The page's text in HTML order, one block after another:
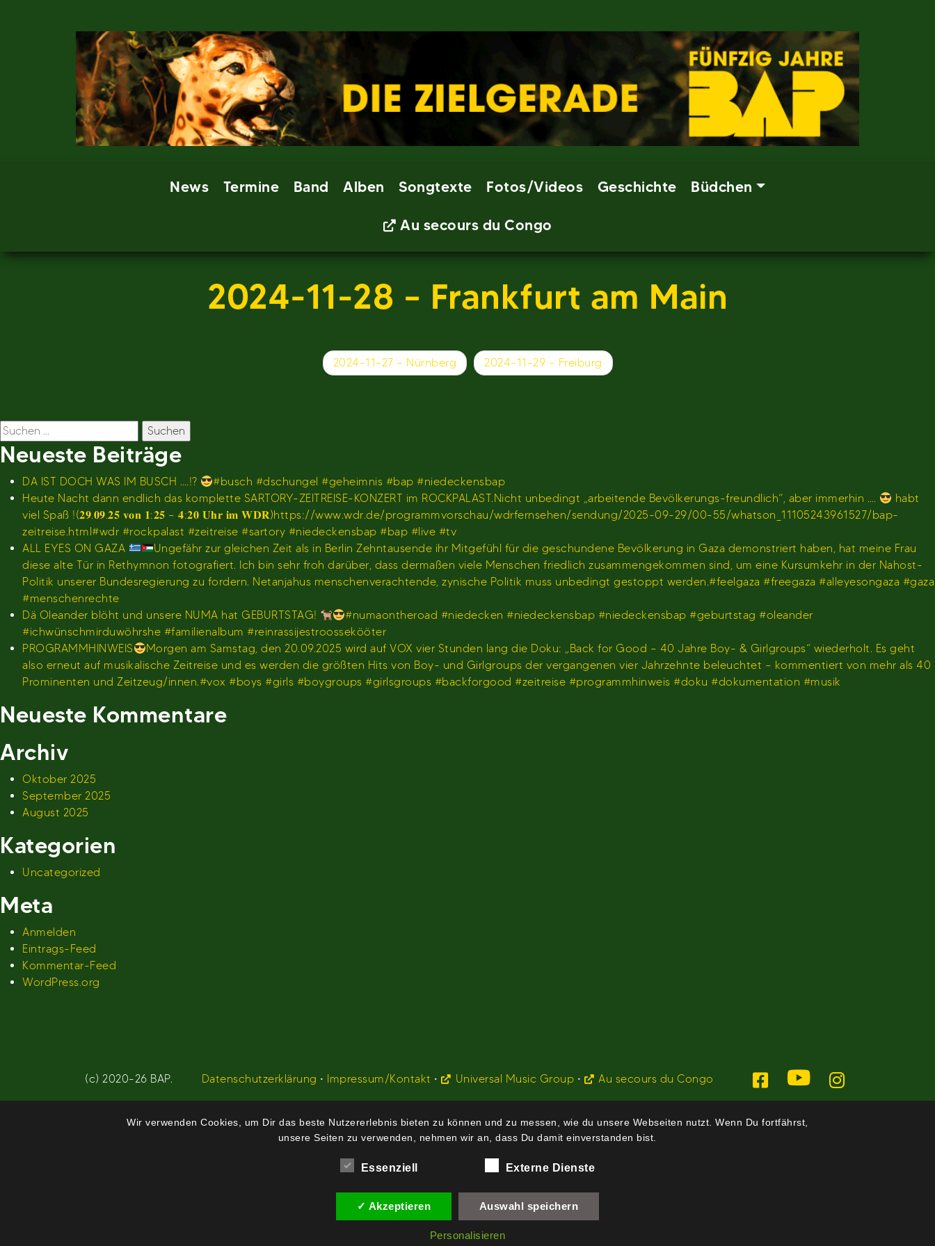
News Termine Band Alben Songtexte Fotos/Videos Geschichte Büdchen
Au secours du Congo
2024-11-28 – Frankfurt am Main
2024-11-27 – Nürnberg 2024-11-29 – Freiburg
Suchen
nach:
Neueste Beiträge
DA IST DOCH WAS IM BUSCH ….!?
#busch #dschungel #geheimnis #bap #niedeckensbap
Heute Nacht dann endlich das komplette SARTORY-ZEITREISE-KONZERT im ROCKPALAST.Nicht unbedingt „arbeitende Bevölkerungs-freundlich“, aber immerhin ….
habt
viel Spaß !(𝟐𝟗.𝟎𝟗.𝟐𝟓 𝐯𝐨𝐧 𝟏:𝟐𝟓 – 𝟒:𝟐𝟎 𝐔𝐡𝐫 𝐢𝐦 𝐖𝐃𝐑)https://www.wdr.de/programmvorschau/wdrfernsehen/sendung/2025-09-29/00-55/whatson_11105243961527/bap-
zeitreise.html#wdr #rockpalast #zeitreise #sartory #niedeckensbap #bap #live #tv
ALL EYES ON GAZA
Ungefähr zur gleichen Zeit als in Berlin Zehntausende ihr Mitgefühl für die geschundene Bevölkerung in Gaza demonstriert haben, hat meine Frau
diese alte Tür in Rethymnon fotografiert. Ich bin sehr froh darüber, dass dermaßen viele Menschen friedlich zusammengekommen sind, um eine Kursumkehr in der Nahost-
Politik unserer Bundesregierung zu fordern. Netanjahus menschenverachtende, zynische Politik muss unbedingt gestoppt werden.#feelgaza #freegaza #alleyesongaza #gaza
#menschenrechte
Dä Oleander blöht und unsere NUMA hat GEBURTSTAG!
#numaontheroad #niedecken #niedeckensbap #niedeckensbap #geburtstag #oleander
#ichwünschmirduwöhrshe #familienalbum #reinrassijestroossekööter
PROGRAMMHINWEIS
Morgen am Samstag, den 20.09.2025 wird auf VOX vier Stunden lang die Doku: „Back for Good – 40 Jahre Boy- & Girlgroups“ wiederholt. Es geht
also erneut auf musikalische Zeitreise und es werden die größten Hits von Boy- und Girlgroups der vergangenen vier Jahrzehnte beleuchtet – kommentiert von mehr als 40
Prominenten und Zeitzeug/innen.#vox #boys #girls #boygroups #girlsgroups #backforgood #zeitreise #programmhinweis #doku #dokumentation #musik
Neueste Kommentare
Archiv
Oktober 2025
September 2025
August 2025
Kategorien
Uncategorized
Meta
Anmelden
Eintrags-Feed
Kommentar-Feed
WordPress.org
(c) 2020-26 BAP. Datenschutzerklärung • Impressum/Kontakt • Universal Music Group • Au secours du Congo
Wir verwenden Cookies, um Dir das beste Nutzererlebnis bieten zu können und zu messen, wie du unsere Webseiten nutzt. Wenn Du fortfährst,
unsere Seiten zu verwenden, nehmen wir an, dass Du damit einverstanden bist.
Essenziell Externe Dienste
✓ Akzeptieren Auswahl speichern
Personalisieren